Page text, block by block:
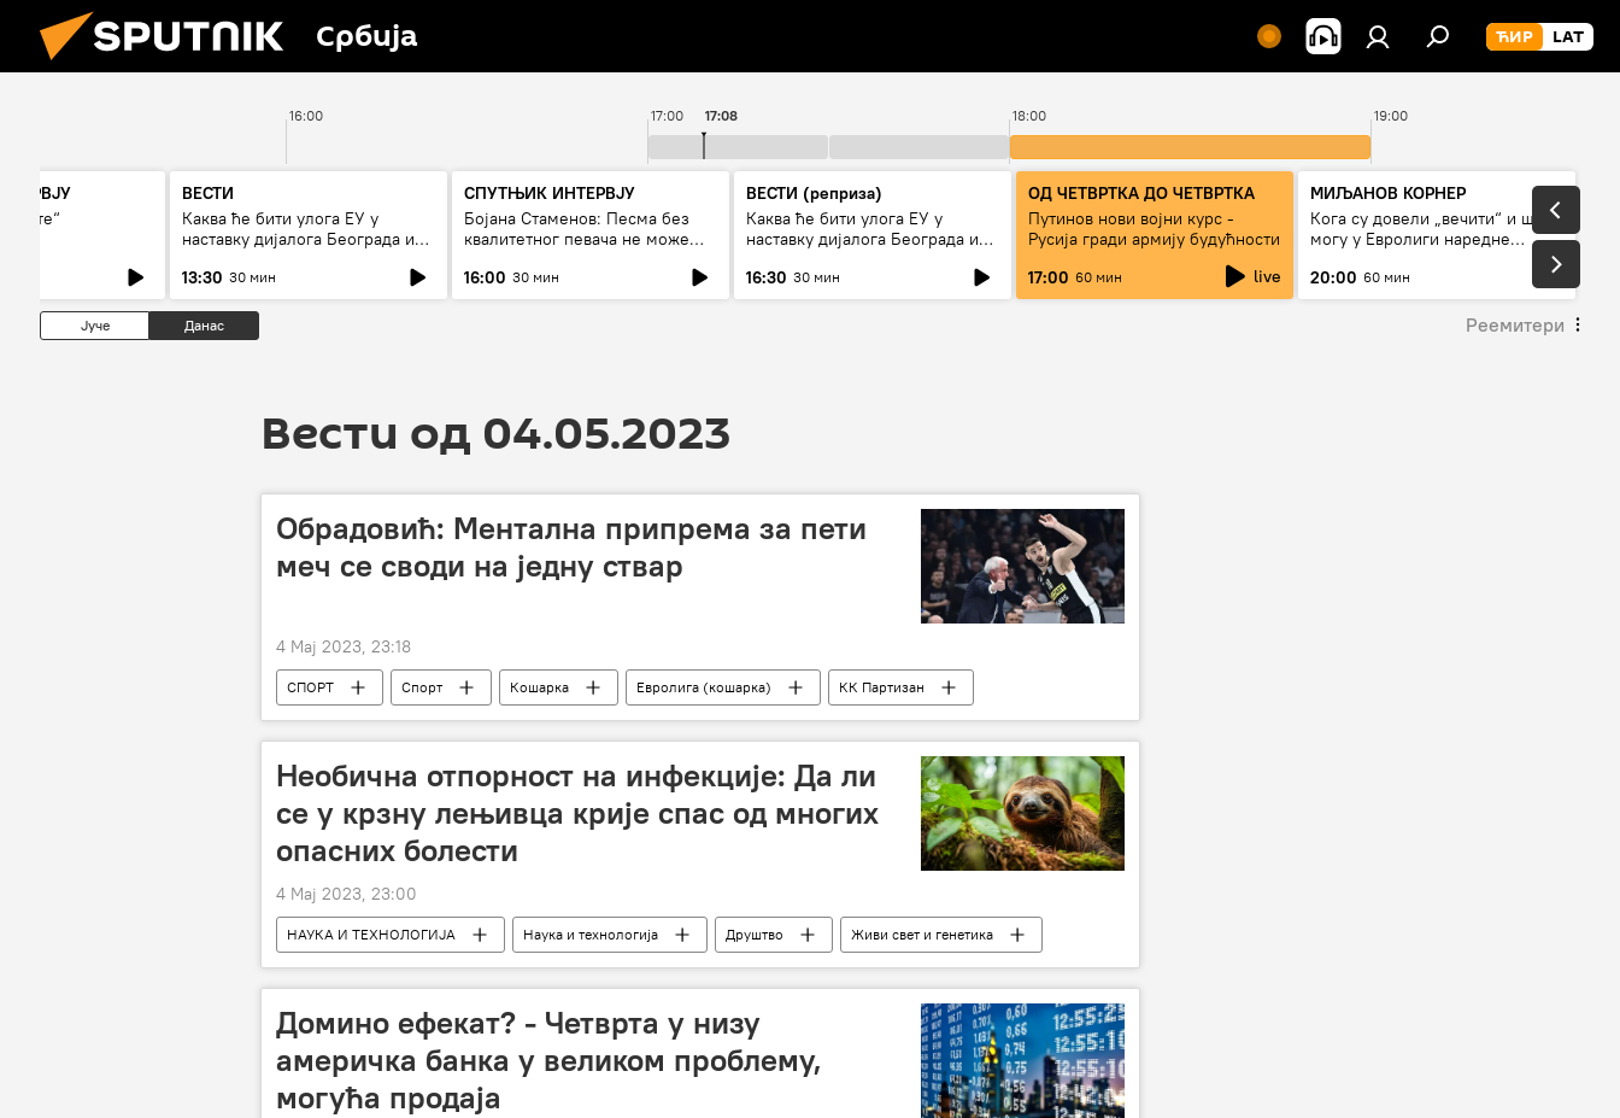
Србија
16:00 17:00 18:00 19:00
17:08
ВЕСТИ
Каква ће бити улога ЕУ у
наставку дијалога Београда и
13:30 30 мин
СПУТЊИК ИНТЕРВЈУ
Бојана Стаменов: Песма без
квалитетног певача не може
16:00 30 мин
ВЕСТИ (реприза)
Каква ће бити улога ЕУ у
наставку дијалога Београда и
16:30 30 мин
ОД ЧЕТВРТКА ДО ЧЕТВРТКА
Путинов нови војни курс -
Русија гради армију будућности
17:00 60 мин live
МИЉАНОВ КОРНЕР
Кога су довели „вечити“ и шта
могу у Евролиги наредне
20:00 60 мин
Јуче Данас Реемитери
Вести од 04.05.2023
Обрадовић: Ментална припрема за пети
меч се своди на једну ствар
4 Мај 2023, 23:18
СПОРТ Спорт Кошарка Евролига (кошарка) КК Партизан
Необична отпорност на инфекције: Да ли
се у крзну лењивца крије спас од многих
опасних болести
4 Мај 2023, 23:00
НАУКА И ТЕХНОЛОГИЈА Наука и технологија Друштво
Живи свет и генетика
медицина
Домино ефекат? - Четврта у низу
америчка банка у великом проблему,
могућа продаја